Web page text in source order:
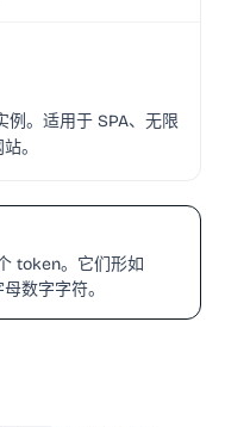
。适用于 SPA、无限
。
token。它们形如
数字字符。